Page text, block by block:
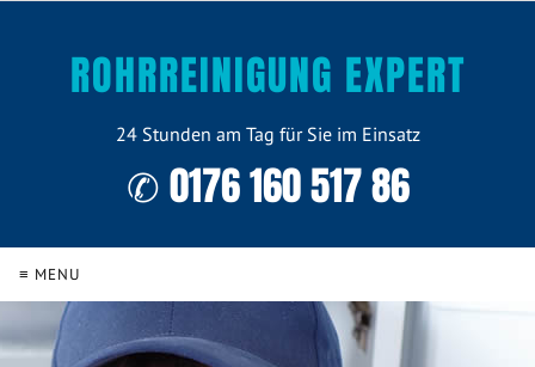
ROHRREINIGUNG EXPERT
24 Stunden am Tag für Sie im Einsatz
✆ 0176 160 517 86
≡ MENU